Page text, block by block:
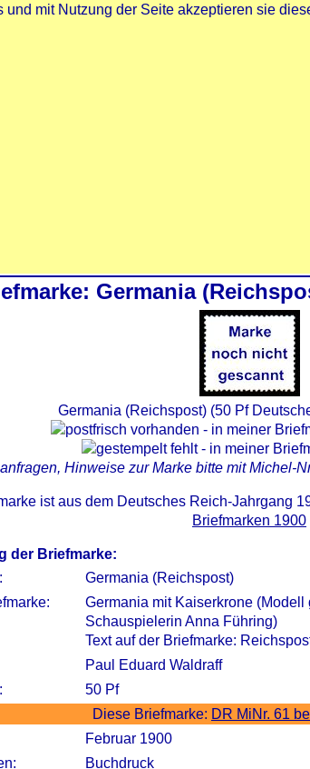
und mit Nutzung der Seite akzeptieren sie
Germania
Germania (Reichspost) (50 Pf
Hinweise zur Marke bitte mit Michel-
ist aus dem Deutsches Reich-Jahrgang
Briefmarken 1900
der Briefmarke:
Germania (Reichspost)
Germania mit Kaiserkrone
Schauspielerin Anna Führing)
Text auf der Briefmarke:
Paul Eduard Waldraff
50 Pf
Diese Briefmarke: DR MiNr. 61
Februar 1900
Buchdruck